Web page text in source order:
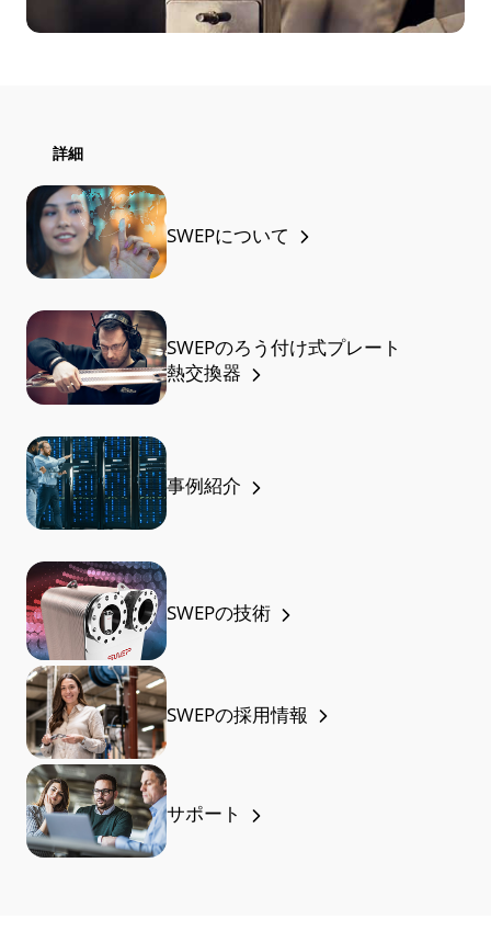
詳細
SWEPについて
SWEPのろう付け式プレート
熱交換器
事例紹介
SWEPの技術
SWEPの採用情報
サポート